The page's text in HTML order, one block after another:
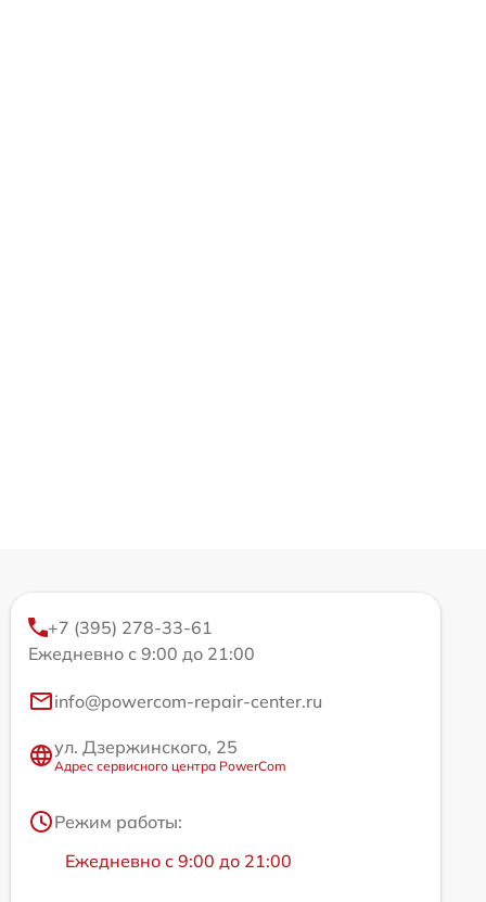
+7 (395) 278-33-61
Ежедневно с 9:00 до 21:00
info@powercom-repair-center.ru
ул. Дзержинского, 25
Адрес сервисного центра PowerCom
Режим работы:
Ежедневно с 9:00 до 21:00